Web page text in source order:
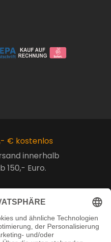
€ kostenlos
innerhalb
150,- Euro.
vor und nach